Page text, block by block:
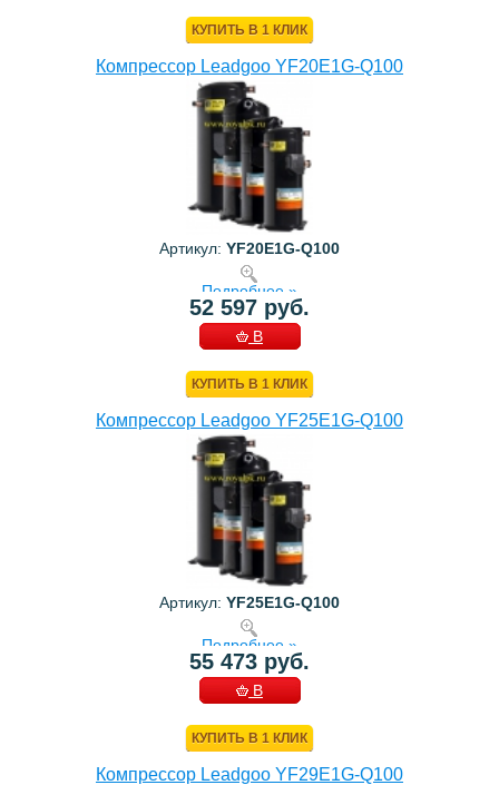
КУПИТЬ В 1 КЛИК
Компрессор Leadgoo YF20E1G-Q100
Артикул: YF20E1G-Q100
Подробнее »
52 597 руб.
В
КУПИТЬ В 1 КЛИК
Компрессор Leadgoo YF25E1G-Q100
Артикул: YF25E1G-Q100
Подробнее »
55 473 руб.
В
КУПИТЬ В 1 КЛИК
Компрессор Leadgoo YF29E1G-Q100